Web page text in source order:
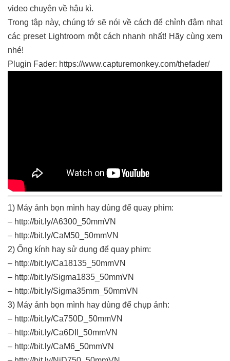
video chuyên về hậu kì.
Trong tập này, chúng tớ sẽ nói về cách để chỉnh đậm nhạt
các preset Lightroom một cách nhanh nhất! Hãy cùng xem
nhé!
Plugin Fader: https://www.capturemonkey.com/thefader/
1) Máy ảnh bọn mình hay dùng để quay phim:
– http://bit.ly/A6300_50mmVN
– http://bit.ly/CaM50_50mmVN
2) Ống kính hay sử dụng để quay phim:
– http://bit.ly/Ca18135_50mmVN
– http://bit.ly/Sigma1835_50mmVN
– http://bit.ly/Sigma35mm_50mmVN
3) Máy ảnh bọn mình hay dùng để chụp ảnh:
– http://bit.ly/Ca750D_50mmVN
– http://bit.ly/Ca6DII_50mmVN
– http://bit.ly/CaM6_50mmVN